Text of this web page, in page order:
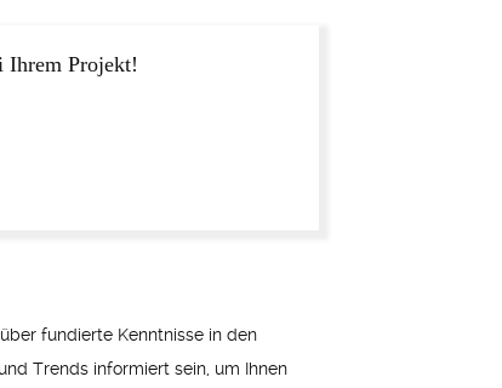
Ihrem Projekt!
fundierte Kenntnisse in den
Trends informiert sein, um Ihnen